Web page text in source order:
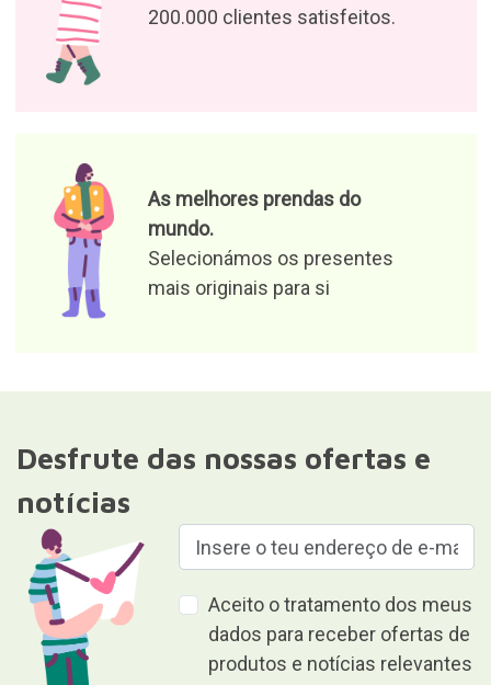
200.000 clientes satisfeitos.
As melhores prendas do
mundo.
Selecionámos os presentes
mais originais para si
Desfrute das nossas ofertas e
notícias
Aceito o tratamento dos meus
dados para receber ofertas de
produtos e notícias relevantes